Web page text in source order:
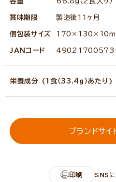
賞味期限 製造後11ヶ月
個包装サイズ
JANコード
栄養成分 (1食（33.4g）あたり)
12.5g
炭水化物 3.4g
31.1mg
ブランドサイ
印刷 SNSに